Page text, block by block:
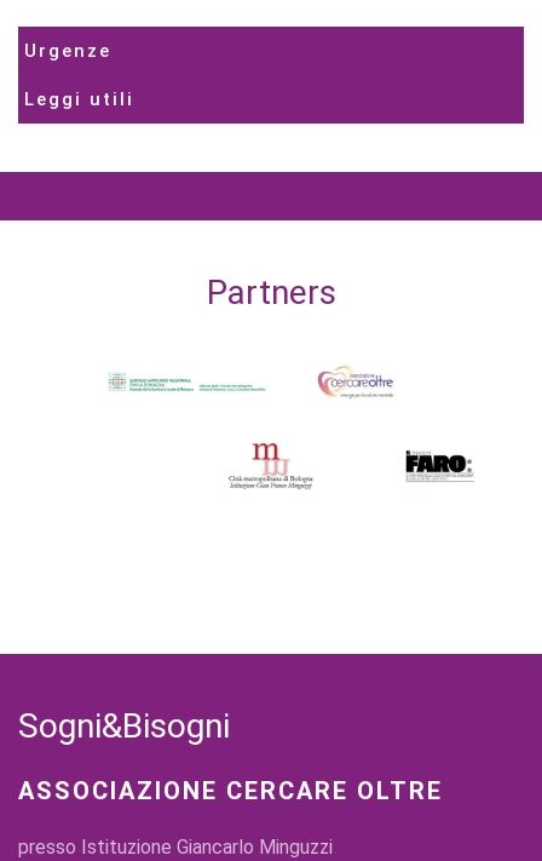
Urgenze
Leggi utili
Partners
Sogni&Bisogni
ASSOCIAZIONE CERCARE OLTRE
presso Istituzione Giancarlo Minguzzi